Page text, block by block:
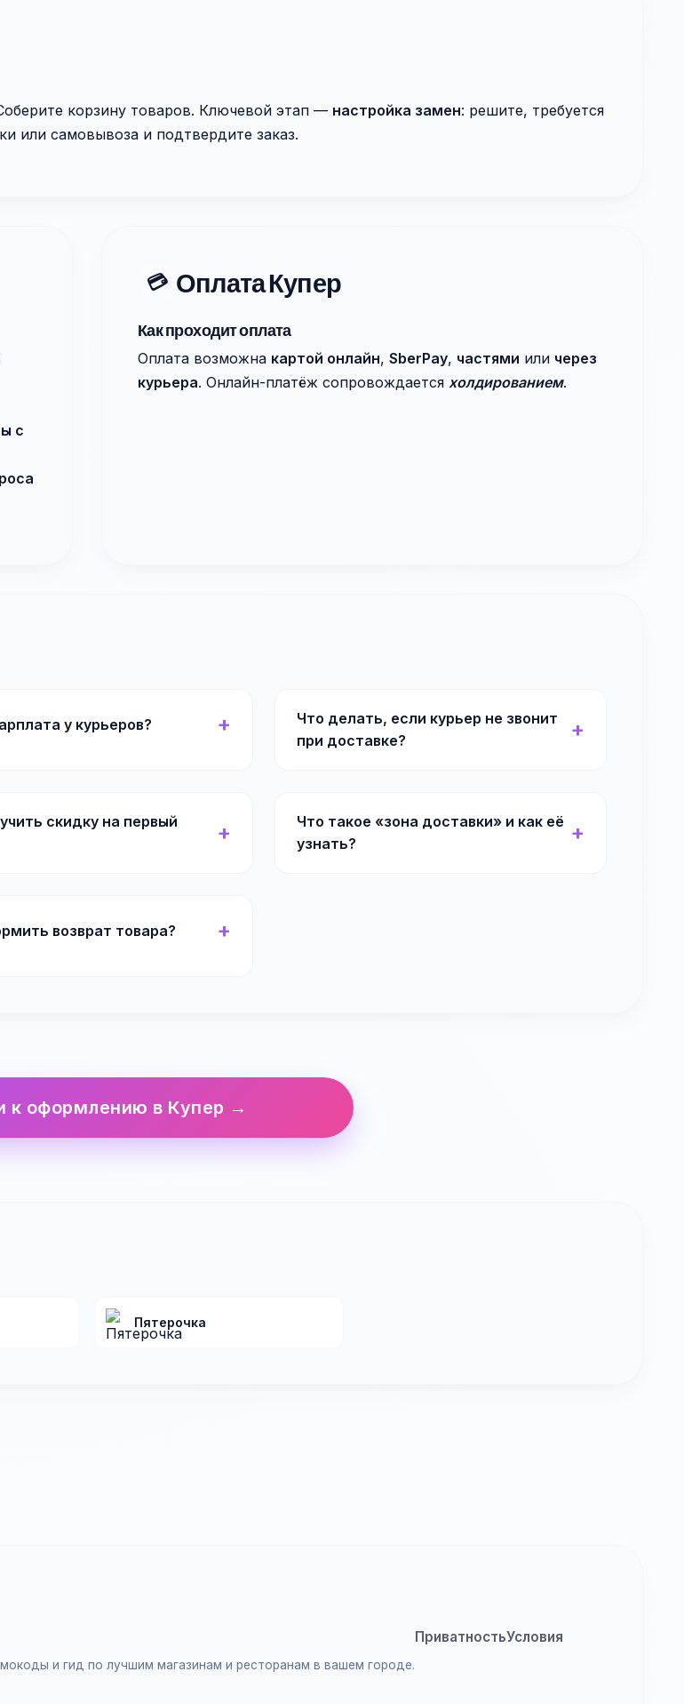
корзину товаров. Ключевой этап — настройка замен: решите, требуется
или самовывоза и подтвердите заказ.
с
💳 Оплата Купер
Как проходит оплата
Оплата возможна картой онлайн, SberPay, частями или через
курьера. Онлайн-платёж сопровождается холдированием.
у курьеров?
Что делать, если курьер не звонит
при доставке?
скидку на первый
Что такое «зона доставки» и как её
узнать?
возврат товара?
к оформлению в Купер →
Пятерочка
и гид по лучшим магазинам и ресторанам в вашем городе.
ПриватностьУсловия